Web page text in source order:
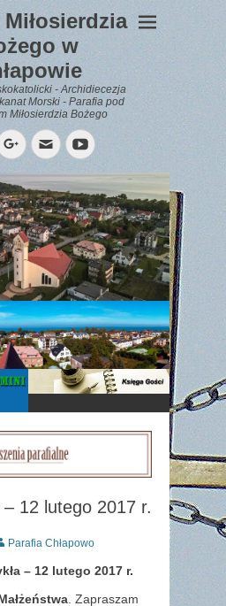
w
- Archidiecezja
Morski - Parafia pod
Miłosierdzia Bożego
Googleplus
EmailYouTube
– 12 lutego 2017 r.
Parafia Chłapowo
– 12 lutego 2017 r.
. Zapraszam